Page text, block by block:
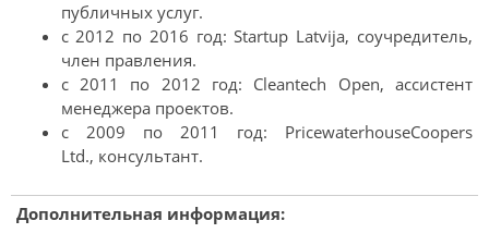
публичных услуг.
с 2012 по 2016 год: Startup Latvija, соучредитель,
член правления.
с 2011 по 2012 год: Cleantech Open, ассистент
менеджера проектов.
с 2009 по 2011 год: PricewaterhouseCoopers
Ltd., консультант.
Дополнительная информация: